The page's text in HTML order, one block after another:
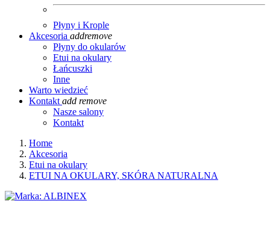
Płyny i Krople
Akcesoria addremove
Płyny do okularów
Etui na okulary
Łańcuszki
Inne
Warto wiedzieć
Kontakt add remove
Nasze salony
Kontakt
Home
Akcesoria
Etui na okulary
ETUI NA OKULARY, SKÓRA NATURALNA